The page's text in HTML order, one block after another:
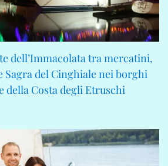
dell’Immacolata tra mercatini,
Sagra del Cinghiale nei borghi
della Costa degli Etruschi